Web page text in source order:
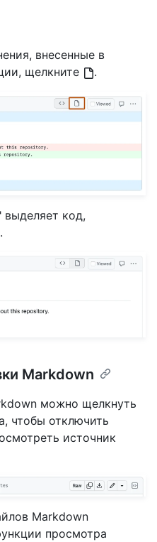
внесенные в
щелкните
.
код,
Markdown
можно щелкнуть
чтобы отключить
источник
Markdown
просмотра